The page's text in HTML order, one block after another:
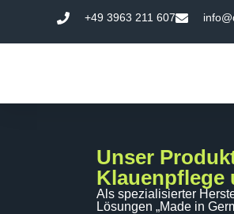
+49 3963 211 607
Unser
Klauenpflege
Als spezialisierter
Lösungen „Made in